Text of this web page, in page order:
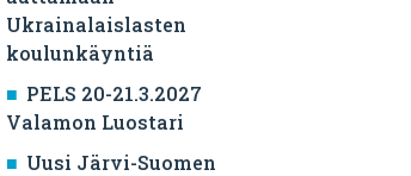
Ukrainalaislasten
koulunkäyntiä
PELS 20-21.3.2027
Valamon Luostari
Uusi Järvi-Suomen